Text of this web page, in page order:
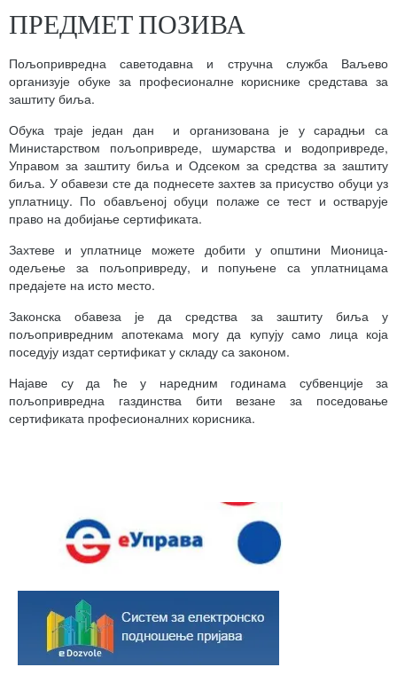
ПРЕДМЕТ ПОЗИВА
Пољопривредна саветодавна и стручна служба Ваљево
организује обуке за професионалне кориснике средстава за
заштиту биља.
Обука траје један дан и организована је у сарадњи са
Министарством пољопривреде, шумарства и водопривреде,
Управом за заштиту биља и Одсеком за средства за заштиту
биља. У обавези сте да поднесете захтев за присуство обуци уз
уплатницу. По обављеној обуци полаже се тест и остварује
право на добијање сертификата.
Захтеве и уплатнице можете добити у општини Мионица-
одељење за пољопривреду, и попуњене са уплатницама
предајете на исто место.
Законска обавеза је да средства за заштиту биља у
пољопривредним апотекама могу да купују само лица која
поседују издат сертификат у складу са законом.
Најаве су да ће у наредним годинама субвенције за
пољопривредна газдинства бити везане за поседовање
сертификата професионалних корисника.